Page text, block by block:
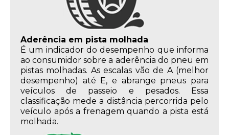
Aderência em pista molhada
É um indicador do desempenho que informa
ao consumidor sobre a aderência do pneu em
pistas molhadas. As escalas vão de A (melhor
desempenho) até E, e abrange pneus para
veículos de passeio e pesados. Essa
classificação mede a distância percorrida pelo
veículo após a frenagem quando a pista está
molhada.